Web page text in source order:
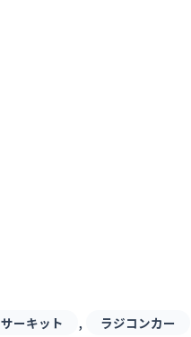
サーキット , ラジコンカー